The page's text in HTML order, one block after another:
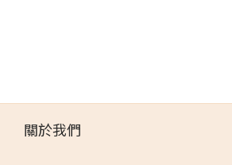
關於我們